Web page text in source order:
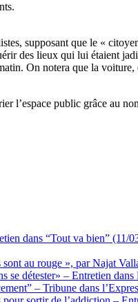
supposant que le «
des lieux qui lui étaient
On notera que la
l’espace public grâce au
dans “Tout va bien” (11/
au rouge », par Najat
se détester» – Entretien
– Tribune dans